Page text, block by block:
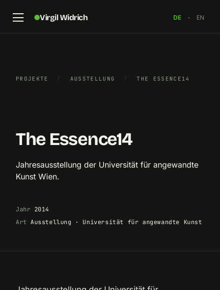
Virgil Widrich DE · EN
PROJEKTE / AUSSTELLUNG / THE ESSENCE14
The Essence14
Jahresausstellung der Universität für angewandte
Kunst Wien.
Jahr 2014
Art Ausstellung · Universität für angewandte Kunst